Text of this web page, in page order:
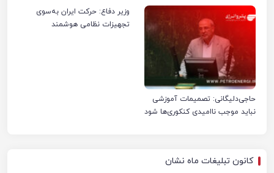
حاجی‌دلیگانی: تصمیمات آموزشی
نباید موجب ناامیدی کنکوری‌ها شود
وزیر دفاع: حرکت ایران به‌سوی
تجهیزات نظامی هوشمند
کانون تبلیغات ماه نشان